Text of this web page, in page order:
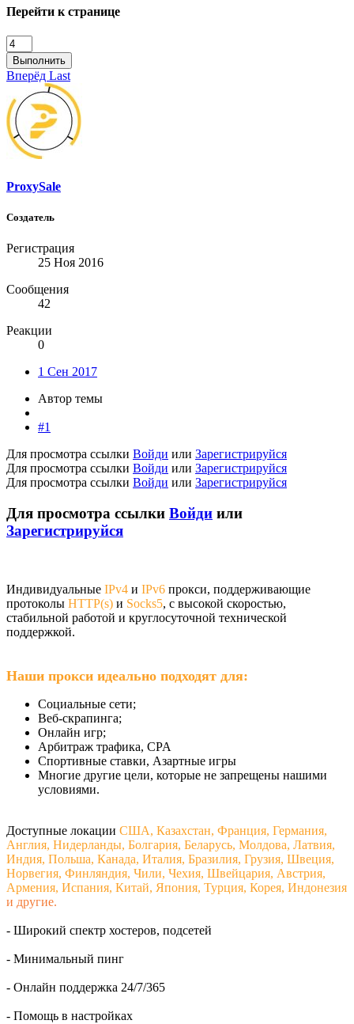
Перейти к странице
Выполнить
Вперёд Last
ProxySale
Создатель
Регистрация
25 Ноя 2016
Сообщения
42
Реакции
0
1 Сен 2017
Автор темы
#1
Для просмотра ссылки Войди или Зарегистрируйся
Для просмотра ссылки Войди или Зарегистрируйся
Для просмотра ссылки Войди или Зарегистрируйся
Для просмотра ссылки Войди или
Зарегистрируйся
Индивидуальные IPv4 и IPv6 прокси, поддерживающие
протоколы HTTP(s) и Socks5, с высокой скоростью,
стабильной работой и круглосуточной технической
поддержкой.
Наши прокси идеально подходят для:
Социальные сети;
Веб-скрапинга;
Онлайн игр;
Арбитраж трафика, CPA
Спортивные ставки, Азартные игры
Многие другие цели, которые не запрещены нашими
условиями.
Доступные локации США, Казахстан, Франция, Германия,
Англия, Нидерланды, Болгария, Беларусь, Молдова, Латвия,
Индия, Польша, Канада, Италия, Бразилия, Грузия, Швеция,
Норвегия, Финляндия, Чили, Чехия, Швейцария, Австрия,
Армения, Испания, Китай, Япония, Турция, Корея, Индонезия
и другие.
- Широкий спектр хостеров, подсетей
- Минимальный пинг
- Онлайн поддержка 24/7/365
- Помощь в настройках